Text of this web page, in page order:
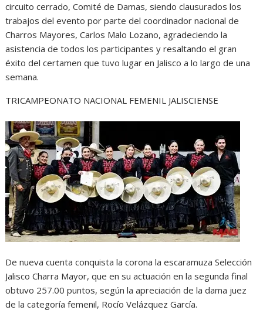
circuito cerrado, Comité de Damas, siendo clausurados los
trabajos del evento por parte del coordinador nacional de
Charros Mayores, Carlos Malo Lozano, agradeciendo la
asistencia de todos los participantes y resaltando el gran
éxito del certamen que tuvo lugar en Jalisco a lo largo de una
semana.
TRICAMPEONATO NACIONAL FEMENIL JALISCIENSE
De nueva cuenta conquista la corona la escaramuza Selección
Jalisco Charra Mayor, que en su actuación en la segunda final
obtuvo 257.00 puntos, según la apreciación de la dama juez
de la categoría femenil, Rocío Velázquez García.